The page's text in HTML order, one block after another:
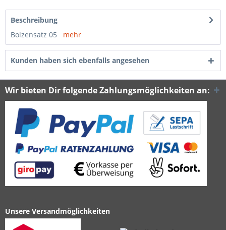
Beschreibung
Bolzensatz 05 mehr
Kunden haben sich ebenfalls angesehen
Wir bieten Dir folgende Zahlungsmöglichkeiten an:
Unsere Versandmöglichkeiten